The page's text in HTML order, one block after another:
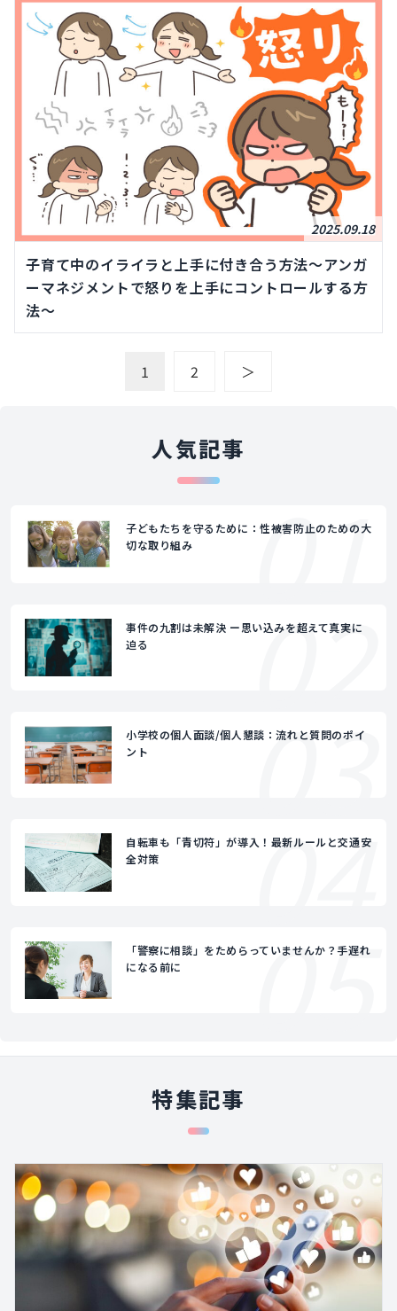
2025.09.18
子育て中のイライラと上手に付き合う方法～アンガ
ーマネジメントで怒りを上手にコントロールする方
法～
1 2 ＞
人気記事
子どもたちを守るために：性被害防止のための大
切な取り組み
01
事件の九割は未解決 ー思い込みを超えて真実に
迫る
02
小学校の個人面談/個人懇談：流れと質問のポイ
ント
03
自転車も「青切符」が導入！最新ルールと交通安
全対策
04
「警察に相談」をためらっていませんか？手遅れ
になる前に
05
特集記事